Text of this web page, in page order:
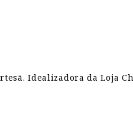
Idealizadora da Loja